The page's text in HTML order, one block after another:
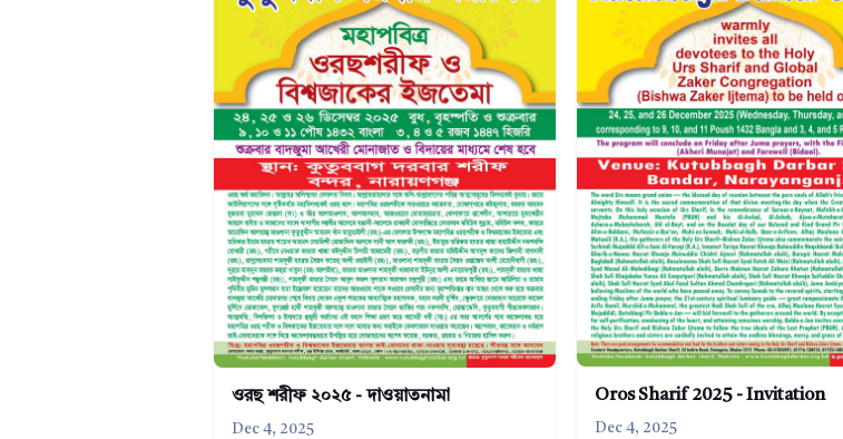
ওরছ শরীফ ২০২৫ - দাওয়াতনামা
Dec 4, 2025
Oros Sharif 2025 - Invitation
Dec 4, 2025